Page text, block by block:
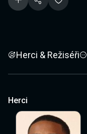
Herci & Režiséři
Herci